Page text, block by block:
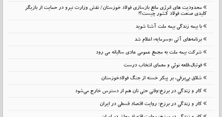
محدودیت های انرژی مانع بازسازی فولاد خوزستان/ نقش وزارت نیرو در حمایت از بازیگر
کلیدی صنعت فولاد کشور چیست؟!
با بیمه زندگی بیمه ملت آشنا شوید
برنامه‌های آتی «وسرمایه» اعلام شد
شرکت بیمه ملت به مجمع عمومی عادی سالیانه می رود
فوتبال،قلعه نوئی و معمای انتخاب درست
شلاق‌ بی‌برقی، بر پیکر خسته‌ از جنگ فولادخوزستان
کار و زندگی در برزخ؛وقتی حتی نان هم از دسترس خارج می‌شود
کار و زندگی در برزخ؛ روایت اقتصاد قسطی در ایران